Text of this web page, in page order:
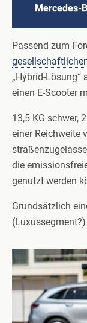
Mercedes-
Passend zum
„Hybrid-Lösung“
einen E-Scooter
13,5 KG schwer,
einer Reichweite
die
genutzt werden
Grundsätzlich